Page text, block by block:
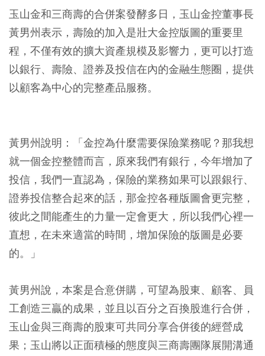
玉山金和三商壽的合併案發酵多日，玉山金控董事長
黃男州表示，壽險的加入是壯大金控版圖的重要里
程，不僅有效的擴大資產規模及影響力，更可以打造
以銀行、壽險、證券及投信在內的金融生態圈，提供
以顧客為中心的完整產品服務。
黃男州說明：「金控為什麼需要保險業務呢？那我想
就一個金控整體而言，原來我們有銀行，今年增加了
投信，我們一直認為，保險的業務如果可以跟銀行、
證券投信整合起來的話，那金控各種版圖會更完整，
彼此之間能產生的力量一定會更大，所以我們心裡一
直想，在未來適當的時間，增加保險的版圖是必要
的。」
黃男州說，本案是合意併購，可望為股東、顧客、員
工創造三贏的成果，並且以百分之百換股進行合併，
玉山金與三商壽的股東可共同分享合併後的經營成
果；玉山將以正面積極的態度與三商壽團隊展開溝通